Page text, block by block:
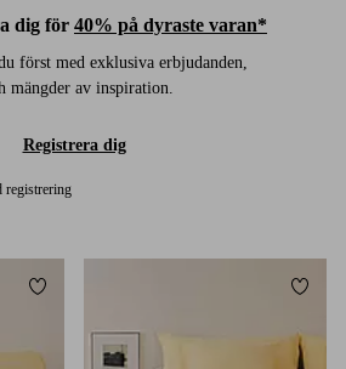
dig för 40% på dyraste varan*
först med exklusiva erbjudanden,
mängder av inspiration.
Registrera dig
registrering
Lägg till i favoriter Lägg
150X260180X260